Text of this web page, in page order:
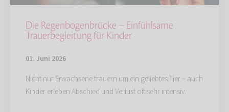
Die Regenbogenbrücke – Einfühlsame
Trauerbegleitung für Kinder
01. Juni 2026
Nicht nur Erwachsene trauern um ein geliebtes Tier – auch
Kinder erleben Abschied und Verlust oft sehr intensiv.